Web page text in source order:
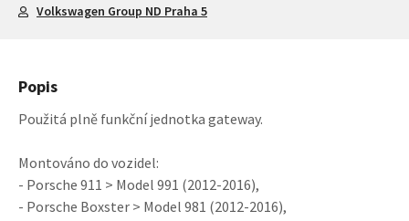
Volkswagen Group ND Praha 5
Popis
Použitá plně funkční jednotka gateway.
Montováno do vozidel:
- Porsche 911 > Model 991 (2012-2016),
- Porsche Boxster > Model 981 (2012-2016),